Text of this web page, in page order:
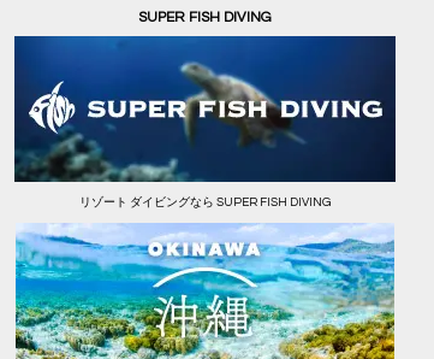
SUPER FISH DIVING
リゾート ダイビングなら SUPER FISH DIVING